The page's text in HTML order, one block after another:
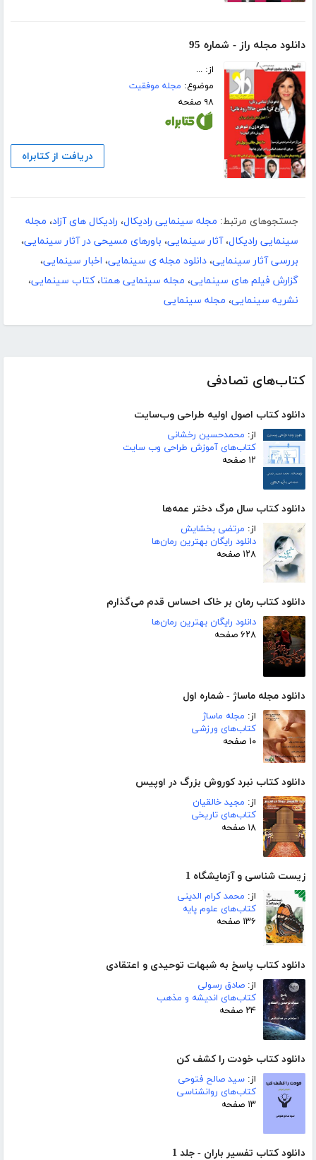
کتاب‌های تصادفی
دانلود کتاب اصول اولیه طراحی وب‌سایت
از: محمد‌حسین رخشانی
کتاب‌های آموزش طراحی وب سایت
۱۲ صفحه
دانلود کتاب سال مرگ دختر عمه‌ها
از: مرتضی بخشایش
دانلود رایگان بهترین رمان‌ها
۱۲۸ صفحه
دانلود کتاب رمان بر خاک احساس قدم می‌گذارم
دانلود رایگان بهترین رمان‌ها
۶۲۸ صفحه
دانلود مجله ماساژ - شماره اول
از: مجله ماساژ
کتاب‌های ورزشی
۱۰ صفحه
دانلود کتاب نبرد کوروش بزرگ در اوپیس
از: مجید خالقیان
کتاب‌های تاریخی
۱۸ صفحه
زیست شناسی و آزمایشگاه 1
از: محمد کرام الدینی
کتاب‌های علوم پایه
۱۳۶ صفحه
دانلود کتاب پاسخ به شبهات توحیدی و اعتقادی
از: صادق رسولی
کتاب‌های اندیشه و مذهب
۲۴ صفحه
دانلود کتاب خودت را کشف کن
از: سید صالح فتوحی
کتاب‌های روانشناسی
۱۳ صفحه
دانلود کتاب تفسیر باران - جلد 1
دانلود مجله راز - شماره 95
از: ...
موضوع: مجله موفقیت
۹۸ صفحه
دریافت از کتابراه
جستجوهای مرتبط: مجله سینمایی رادیکال، رادیکال های آزاد، مجله
سینمایی رادیکال،آثار سینمایی، باورهای مسیحی در آثار سینمایی،
بررسی آثار سینمایی، دانلود مجله ی سینمایی، اخبار سینمایی،
گزارش فیلم های سینمایی، مجله سینمایی همتا،کتاب سینمایی،
نشریه سینمایی، مجله سینمایی